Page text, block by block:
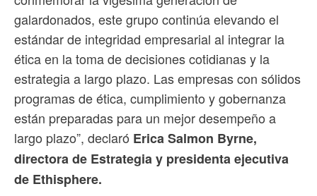
galardonados, este grupo continúa elevando el
estándar de integridad empresarial al integrar la
ética en la toma de decisiones cotidianas y la
estrategia a largo plazo. Las empresas con sólidos
programas de ética, cumplimiento y gobernanza
están preparadas para un mejor desempeño a
largo plazo”, declaró Erica Salmon Byrne,
directora de Estrategia y presidenta ejecutiva
de Ethisphere.